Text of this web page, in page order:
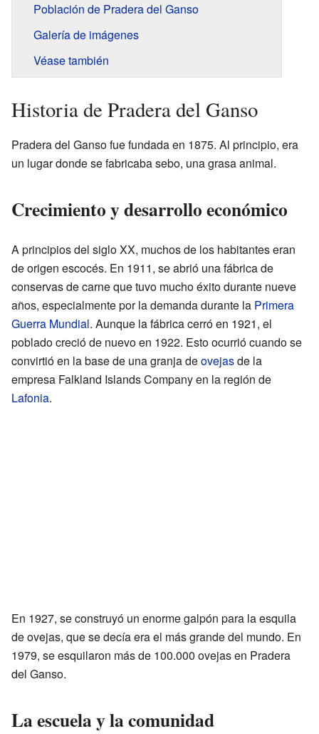
Población de Pradera del Ganso
Galería de imágenes
Véase también
Historia de Pradera del Ganso
Pradera del Ganso fue fundada en 1875. Al principio, era
un lugar donde se fabricaba sebo, una grasa animal.
Crecimiento y desarrollo económico
A principios del siglo XX, muchos de los habitantes eran
de origen escocés. En 1911, se abrió una fábrica de
conservas de carne que tuvo mucho éxito durante nueve
años, especialmente por la demanda durante la Primera
Guerra Mundial. Aunque la fábrica cerró en 1921, el
poblado creció de nuevo en 1922. Esto ocurrió cuando se
convirtió en la base de una granja deovejasde la
empresa Falkland Islands Company en la región de
Lafonia.
En 1927, se construyó un enorme galpón para la esquila
de ovejas, que se decía era el más grande del mundo. En
1979, se esquilaron más de 100.000 ovejas en Pradera
del Ganso.
La escuela y la comunidad